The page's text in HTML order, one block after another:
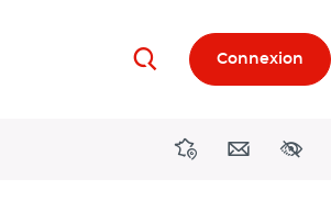
RechercherConnexion
DirectionsContact